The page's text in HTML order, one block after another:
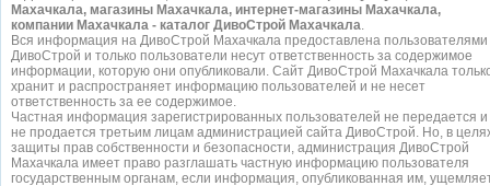
Махачкала, магазины Махачкала, интернет-магазины Махачкала,
компании Махачкала - каталог ДивоСтрой Махачкала.
Вся информация на ДивоСтрой Махачкала предоставлена пользователями
ДивоСтрой и только пользователи несут ответственность за содержимое
информации, которую они опубликовали. Сайт ДивоСтрой Махачкала
хранит и распространяет информацию пользователей и не несет
ответственность за ее содержимое.
Частная информация зарегистрированных пользователей не передается и
не продается третьим лицам администрацией сайта ДивоСтрой. Но, в
защиты прав собственности и безопасности, администрация ДивоСтрой
Махачкала имеет право разглашать частную информацию пользователя
государственным органам, если информация, опубликованная им,